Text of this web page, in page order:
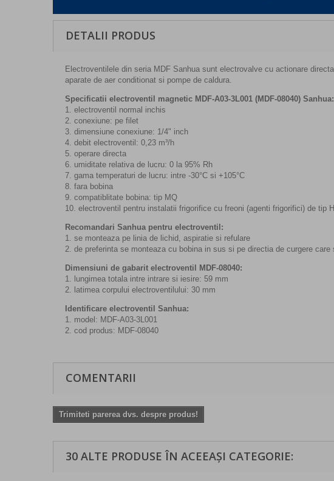
DETALII PRODUS
Electroventilele din seria MDF Sanhua sunt electrovalve cu actionare
aparate de aer conditionat si pompe de caldura.
Specificatii electroventil magnetic MDF-A03-3L001 (MDF-08040) Sanhua:
1. electroventil normal inchis
2. conexiune: pe filet
3. dimensiune conexiune: 1/4" inch
4. debit electroventil: 0,23 m³/h
5. operare directa
6. umiditate relativa de lucru: 0 la 95% Rh
7. gama temperaturi de lucru: intre -30°C si +105°C
8. fara bobina
9. compatiblitate bobina: tip MQ
10. electroventil pentru instalatii frigorifice cu freoni (agenti frigorifici) de tip
Recomandari Sanhua pentru electroventil:
1. se monteaza pe linia de lichid, aspiratie si refulare
2. de preferinta se monteaza cu bobina in sus si pe directia de curgere care
Dimensiuni de gabarit electroventil MDF-08040:
1. lungimea totala intre intrare si iesire: 59 mm
2. latimea corpului electroventilului: 30 mm
Identificare electroventil Sanhua:
1. model: MDF-A03-3L001
2. cod produs: MDF-08040
COMENTARII
Trimiteti parerea dvs. despre produs!
30 ALTE PRODUSE ÎN ACEEAȘI CATEGORIE: